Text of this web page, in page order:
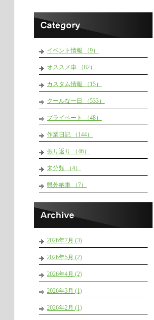
イベント情報 （9）
オススメ車 （82）
カスタム情報 （15）
クールな一日 （533）
プライベート （48）
作業日記 （144）
振り返り （46）
未分類 （4）
県外納車 （7）
2026年7月 (3)
2026年5月 (2)
2026年4月 (2)
2026年3月 (1)
2026年2月 (1)